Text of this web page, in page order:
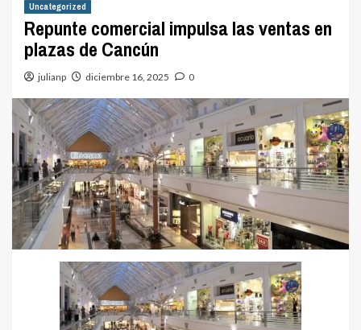
Uncategorized
Repunte comercial impulsa las ventas en
plazas de Cancún
julianp diciembre 16, 2025 0